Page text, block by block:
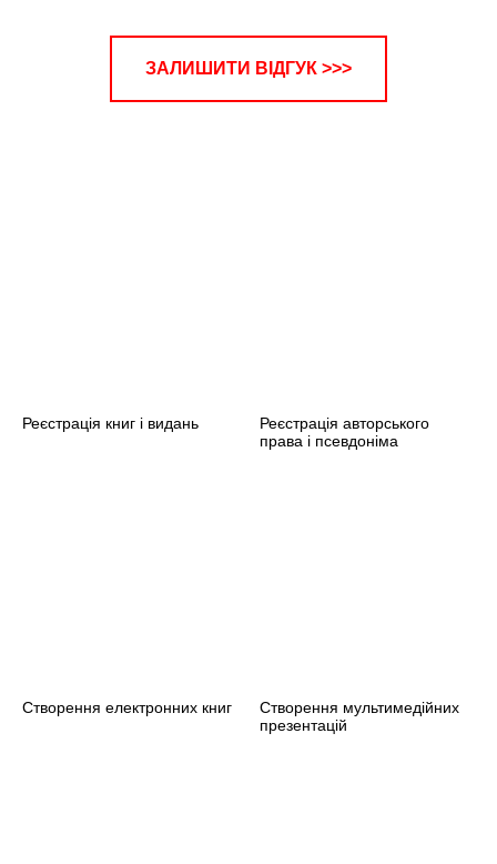
ЗАЛИШИТИ ВІДГУК >>>
Реєстрація книг і видань
Реєстрація авторського
права і псевдоніма
Створення електронних книг
Створення мультимедійних
презентацій